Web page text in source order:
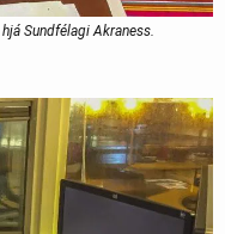
Sundfélagi Akraness.